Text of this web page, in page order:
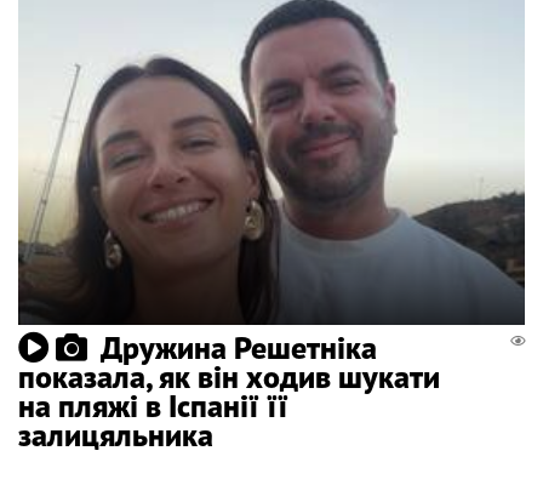
Дружина Решетніка
показала, як він ходив шукати
на пляжі в Іспанії її
залицяльника